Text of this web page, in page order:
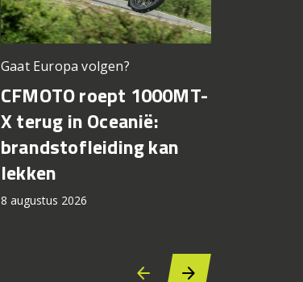
Gaat Europa volgen?
CFMOTO roept 1000MT-
X terug in Oceanië:
brandstofleiding kan
lekken
8 augustus 2026